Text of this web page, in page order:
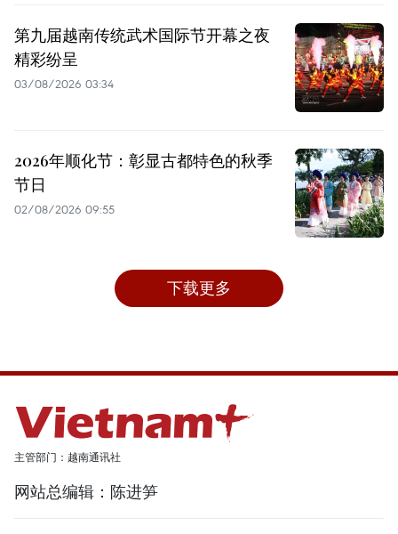
第九届越南传统武术国际节开幕之夜
精彩纷呈
03/08/2026 03:34
2026年顺化节：彰显古都特色的秋季
节日
02/08/2026 09:55
下载更多
主管部门：越南通讯社
网站总编辑：陈进笋